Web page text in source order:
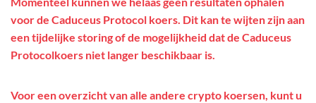
voor de Caduceus Protocol koers. Dit kan te wijten zijn aan
een tijdelijke storing of de mogelijkheid dat de Caduceus
Protocolkoers niet langer beschikbaar is.
Voor een overzicht van alle andere crypto koersen, kunt u